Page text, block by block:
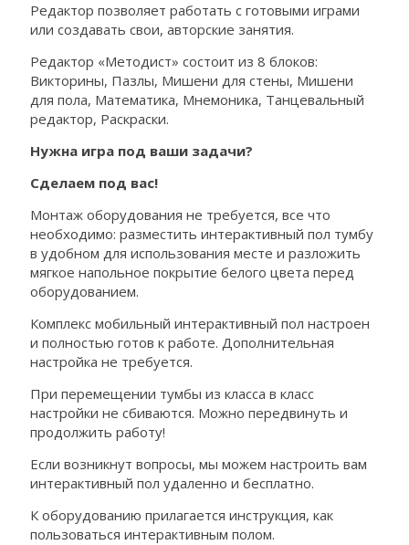
Редактор позволяет работать с готовыми играми
или создавать свои, авторские занятия.
Редактор «Методист» состоит из 8 блоков:
Викторины, Пазлы, Мишени для стены, Мишени
для пола, Математика, Мнемоника, Танцевальный
редактор, Раскраски.
Нужна игра под ваши задачи?
Сделаем под вас!
Монтаж оборудования не требуется, все что
необходимо: разместить интерактивный пол тумбу
в удобном для использования месте и разложить
мягкое напольное покрытие белого цвета перед
оборудованием.
Комплекс мобильный интерактивный пол настроен
и полностью готов к работе. Дополнительная
настройка не требуется.
При перемещении тумбы из класса в класс
настройки не сбиваются. Можно передвинуть и
продолжить работу!
Если возникнут вопросы, мы можем настроить вам
интерактивный пол удаленно и бесплатно.
К оборудованию прилагается инструкция, как
пользоваться интерактивным полом.